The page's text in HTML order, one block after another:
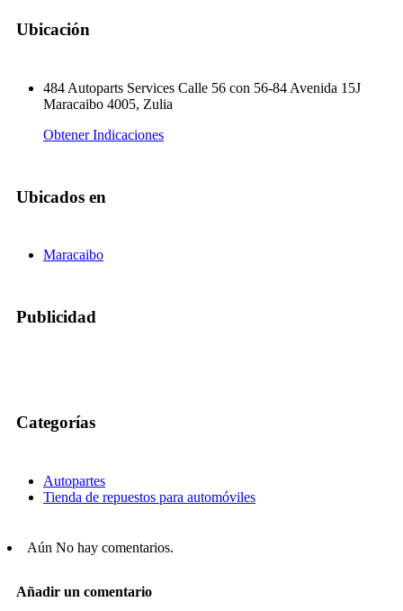
Ubicación
484 Autoparts Services Calle 56 con 56-84 Avenida 15J
Maracaibo 4005, Zulia
Obtener Indicaciones
Ubicados en
Maracaibo
Publicidad
Categorías
Autopartes
Tienda de repuestos para automóviles
Aún No hay comentarios.
Añadir un comentario